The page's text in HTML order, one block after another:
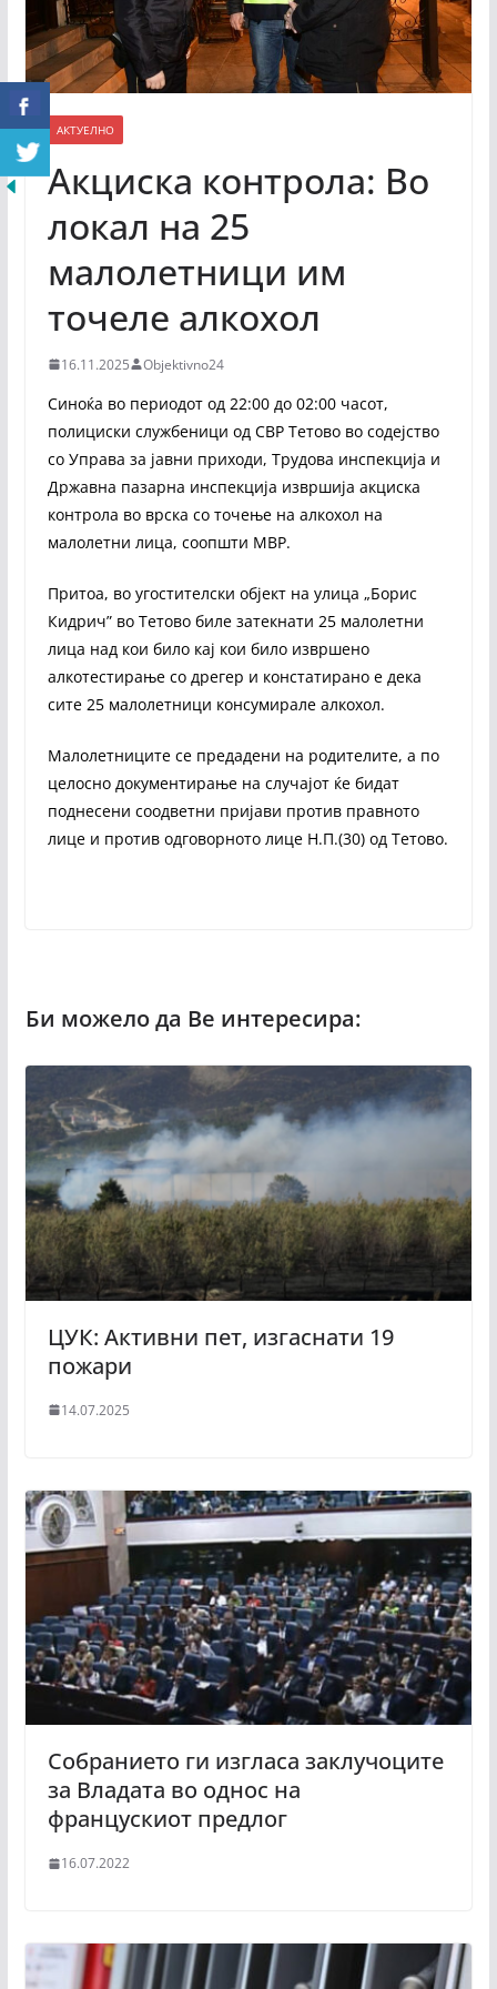
АКТУЕЛНО
Акциска контрола: Во
локал на 25
малолетници им
точеле алкохол
16.11.2025 Objektivno24
Синоќа во периодот од 22:00 до 02:00 часот,
полициски службеници од СВР Тетово во содејство
со Управа за јавни приходи, Трудова инспекција и
Државна пазарна инспекција извршија акциска
контрола во врска со точење на алкохол на
малолетни лица, соопшти МВР.
Притоа, во угостителски објект на улица „Борис
Кидрич” во Тетово биле затекнати 25 малолетни
лица над кои било кај кои било извршено
алкотестирање со дрегер и констатирано е дека
сите 25 малолетници консумирале алкохол.
Mалолетниците се предадени на родителите, а по
целосно документирање на случајот ќе бидат
поднесени соодветни пријави против правното
лице и против одговорното лице Н.П.(30) од Тетово.
ЦУК: Активни пет, изгаснати 19
пожари
14.07.2025
Собранието ги изгласа заклучоците
за Владата во однос на
францускиот предлог
16.07.2022